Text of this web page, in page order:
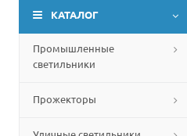
КАТАЛОГ
Промышленные
светильники
Прожекторы